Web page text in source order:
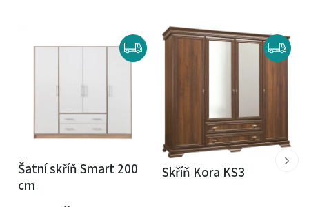
Šatní skříň Smart 200
cm
Skříň Kora KS3